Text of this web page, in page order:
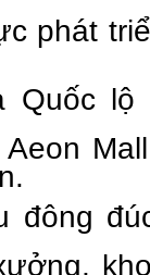
phát
Quốc
đông